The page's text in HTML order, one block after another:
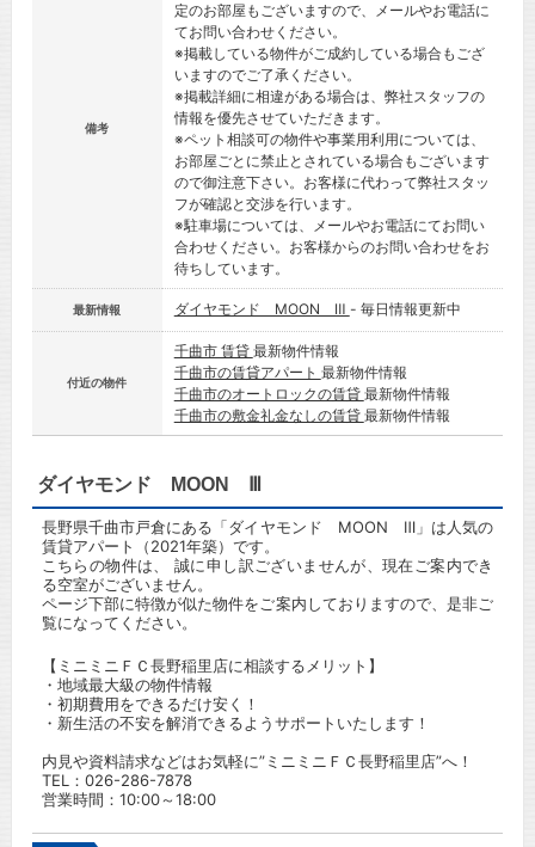
備考
定のお部屋もございますので、メールやお電話に
てお問い合わせください。
※掲載している物件がご成約している場合もござ
いますのでご了承ください。
※掲載詳細に相違がある場合は、弊社スタッフの
情報を優先させていただきます。
※ペット相談可の物件や事業用利用については、
お部屋ごとに禁止とされている場合もございます
ので御注意下さい。お客様に代わって弊社スタッ
フが確認と交渉を行います。
※駐車場については、メールやお電話にてお問い
合わせください。お客様からのお問い合わせをお
待ちしています。
最新情報 ダイヤモンド MOON Ⅲ - 毎日情報更新中
付近の物件
千曲市 賃貸 最新物件情報
千曲市の賃貸アパート 最新物件情報
千曲市のオートロックの賃貸 最新物件情報
千曲市の敷金礼金なしの賃貸 最新物件情報
ダイヤモンド MOON Ⅲ
長野県千曲市戸倉にある「ダイヤモンド MOON Ⅲ」は人気の
賃貸アパート（2021年築）です。
こちらの物件は、 誠に申し訳ございませんが、現在ご案内でき
る空室がございません。
ページ下部に特徴が似た物件をご案内しておりますので、是非ご
覧になってください。
【ミニミニＦＣ長野稲里店に相談するメリット】
・地域最大級の物件情報
・初期費用をできるだけ安く！
・新生活の不安を解消できるようサポートいたします！
内見や資料請求などはお気軽に”ミニミニＦＣ長野稲里店”へ！
TEL： 026-286-7878
営業時間：10:00～18:00